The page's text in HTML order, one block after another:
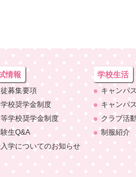
情報
募集要項
校奨学金制度
学校奨学金制度
生Q&A
学についてのお知らせ
学校生活
キャンパ
キャンパ
クラブ活
制服紹介